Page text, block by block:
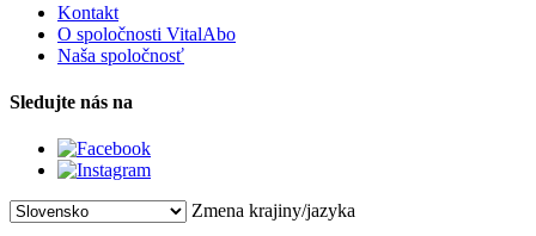
Kontakt
O spoločnosti VitalAbo
Naša spoločnosť
Sledujte nás na
Zmena krajiny/jazyka